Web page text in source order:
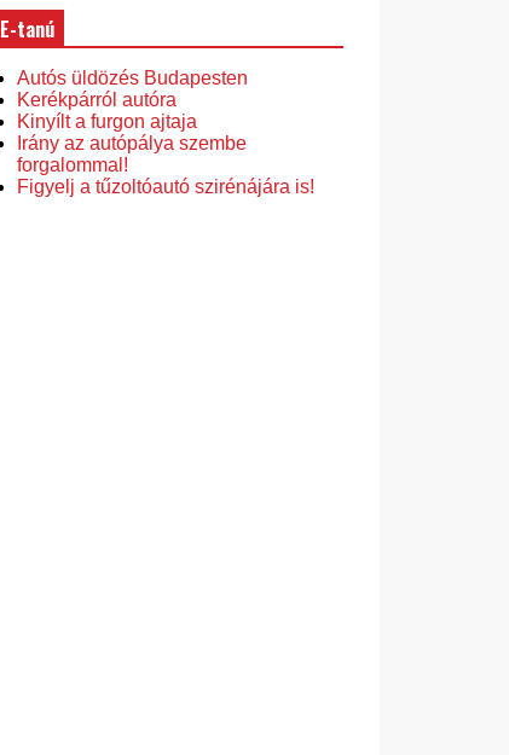
E-tanú
Autós üldözés Budapesten
Kerékpárról autóra
Kinyílt a furgon ajtaja
Irány az autópálya szembe
forgalommal!
Figyelj a tűzoltóautó szirénájára is!